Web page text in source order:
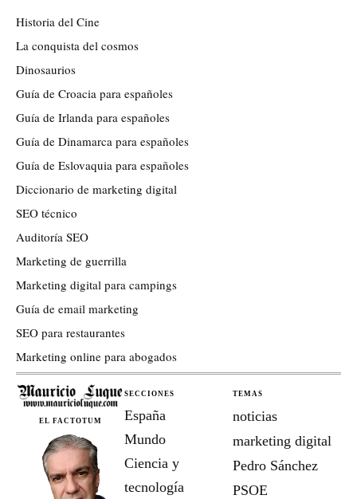
Historia del Cine
La conquista del cosmos
Dinosaurios
Guía de Croacia para españoles
Guía de Irlanda para españoles
Guía de Dinamarca para españoles
Guía de Eslovaquia para españoles
Diccionario de marketing digital
SEO técnico
Auditoría SEO
Marketing de guerrilla
Marketing digital para campings
Guía de email marketing
SEO para restaurantes
Marketing online para abogados
EL FACTOTUM
SECCIONES
España
Mundo
Ciencia y
tecnología
TEMAS
noticias
marketing digital
Pedro Sánchez
PSOE